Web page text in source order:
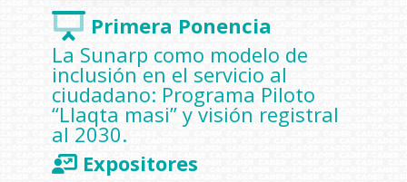
Primera Ponencia
La Sunarp como modelo de
inclusión en el servicio al
ciudadano: Programa Piloto
“Llaqta masi” y visión registral
al 2030.
Expositores